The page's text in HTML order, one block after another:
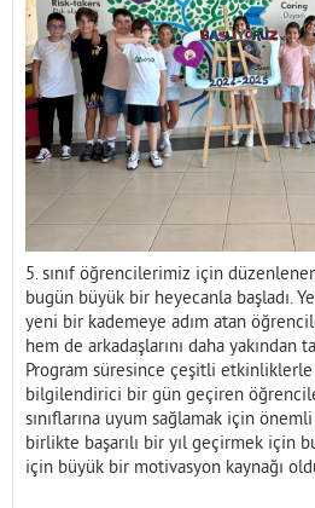
İletişim
5. sınıf öğrencilerimiz için
bugün büyük bir heyecanla başladı.
yeni bir kademeye adım atan
hem de arkadaşlarını daha yakından
Program süresince çeşitli
bilgilendirici bir gün geçiren
sınıflarına uyum sağlamak için
birlikte başarılı bir yıl geçirmek için
için büyük bir motivasyon kaynağı